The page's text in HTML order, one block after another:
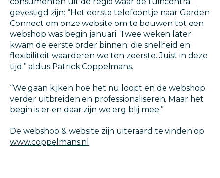
gevestigd zijn: “Het eerste telefoontje naar Garden
Connect om onze website om te bouwen tot een
webshop was begin januari. Twee weken later
kwam de eerste order binnen: die snelheid en
flexibiliteit waarderen we ten zeerste. Juist in deze
tijd.” aldus Patrick Coppelmans.
“We gaan kijken hoe het nu loopt en de webshop
verder uitbreiden en professionaliseren. Maar het
begin is er en daar zijn we erg blij mee.”
De webshop & website zijn uiteraard te vinden op
www.coppelmans.nl .